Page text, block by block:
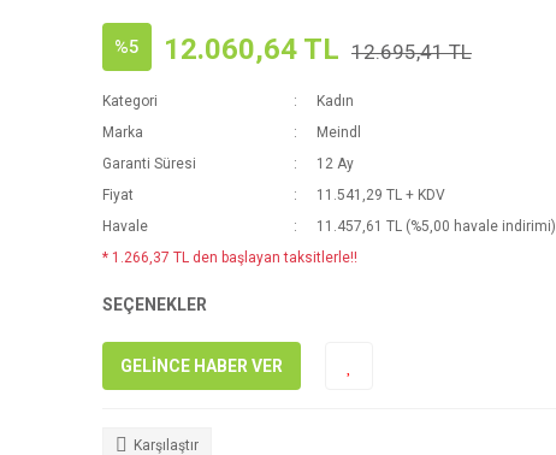
%5 12.060,64 TL 12.695,41 TL
Kategori
Kadın
Marka
Meindl
Garanti Süresi
12 Ay
Fiyat
11.541,29 TL + KDV
Havale
11.457,61 TL (%5,00 havale indirimi)
* 1.266,37 TL den başlayan taksitlerle!!
SEÇENEKLER
GELİNCE HABER VER
Karşılaştır